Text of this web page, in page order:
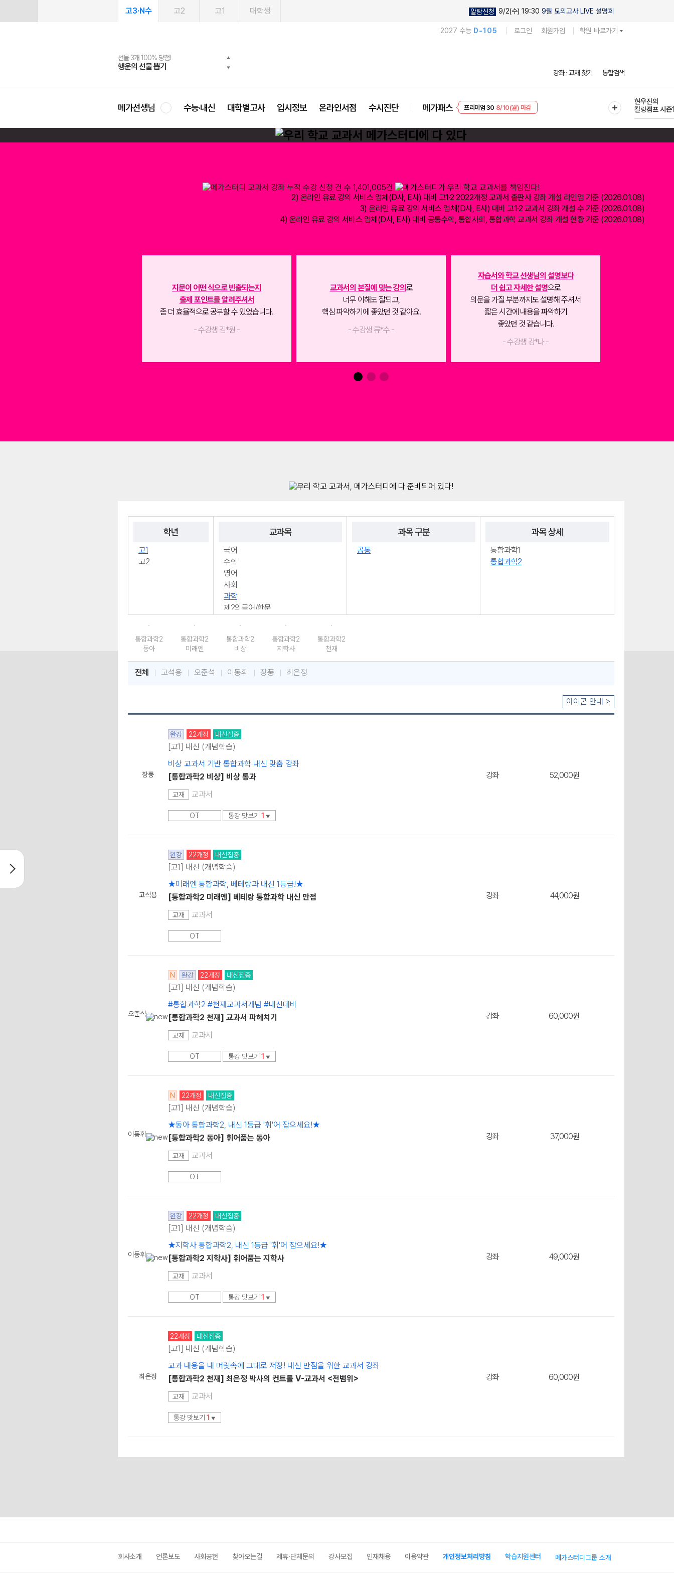
고3·N수 고2 고1 대학생 알람신청 9/2(수) 19:30 9월 모의고사 LIVE 설명회
2027 수능 D-105 로그인 회원가입 학원 바로가기
메가스터디
선물 3개 100% 당첨!
행운의 선물 뽑기
선물 100% 증정!
메가스터디 X 올리브
여름방학 스터디 캐시백
메가런 썸머스쿨
2027 러셀 단과
강사 공개선발
스마트러닝앱
설문 EVENT
메가패스
3일 무료 체험권
메가패스 수강생 무료혜택!
메가클럽 멤버십
사회공헌 캠페인
희망이룸 메가나눔
강좌 · 교재 찾기 통합검색
메가선생님 수능·내신 대학별고사 입시정보 온라인서점 수시진단 메가패스
프리미엄 30 8/10(월) 마감
현우진의
킬링캠프 시즌
진로·융합선택
2) 온라인 유료 강의 서비스 업체(D사, E사) 대비 고1·2 2022개정 교과서 출판사 강좌 개설 라인업 기준 (2026.01.08)
3) 온라인 유료 강의 서비스 업체(D사, E사) 대비 고1·2 교과서 강좌 개설 수 기준 (2026.01.08)
4) 온라인 유료 강의 서비스 업체(D사, E사) 대비 공통수학, 통합사회, 통합과학 교과서 강좌 개설 현황 기준 (2026.01.08)
더 쉽고 자세한 설명으로
의문을 가질 부분까지도 설명해 주셔서
짧은 시간에 내용을 파악하기
좋았던 것 같습니다.
교과서에 나오는 주요 개념을
꼼꼼히 설명해 주셨고,
이를 바탕으로 예상 문제와 연계하며
공부할 수 있게 도와주셨습니다.
- 수강생 조*은 -
내신 막막했는데선생님이 출제 포인트까지
정확하고 자세하게 말씀해 주시는 게
가장 좋았어요.
무엇보다 노베도 쉽게 들을 수 있게
필요한 지식들을 알려주셔서 짱입니다!
- 수강생 조*아 -
학년
고1
고2
교과목
국어
수학
영어
사회
과학
제2외국어/한문
과목 구분
공통
과목 상세
통합과학1
통합과학2
통합과학2
동아
통합과학2
미래엔
통합과학2
비상
통합과학2
지학사
통합과학2
천재
전체 고석용 오준석 이동휘 장풍 최은정
아이콘 안내 >
장풍
완강 22개정 내신집중
[고1] 내신 (개념학습)
비상 교과서 기반 통합과학 내신 맞춤 강좌
[통합과학2 비상] 비상 통과
교재 교과서
OT 통강 맛보기 1 ▼
강좌 52,000원
고석용
완강 22개정 내신집중
[고1] 내신 (개념학습)
★미래엔 통합과학, 베테랑과 내신 1등급!★
[통합과학2 미래엔] 베테랑 통합과학 내신 만점
교재 교과서
OT
강좌 44,000원
오준석
N 완강 22개정 내신집중
[고1] 내신 (개념학습)
#통합과학2 #천재교과서개념 #내신대비
[통합과학2 천재] 교과서 파헤치기
교재 교과서
OT 통강 맛보기 1 ▼
강좌 60,000원
이동휘
N 22개정 내신집중
[고1] 내신 (개념학습)
★동아 통합과학2, 내신 1등급 '휘'어 잡으세요!★
[통합과학2 동아] 휘어품는 동아
교재 교과서
OT
강좌 37,000원
이동휘
완강 22개정 내신집중
[고1] 내신 (개념학습)
★지학사 통합과학2, 내신 1등급 '휘'어 잡으세요!★
[통합과학2 지학사] 휘어품는 지학사
교재 교과서
OT 통강 맛보기 1 ▼
강좌 49,000원
최은정
22개정 내신집중
[고1] 내신 (개념학습)
교과 내용을 내 머릿속에 그대로 저장! 내신 만점을 위한 교과서 강좌
[통합과학2 천재] 최은정 박사의 컨트롤 V-교과서 <전범위>
교재 교과서
통강 맛보기 1 ▼
강좌 60,000원
회사소개 언론보도 사회공헌 찾아오는길 제휴·단체문의 강사모집 인재채용 이용약관 개인정보처리방침 학습지원센터 메가스터디그룹 소개